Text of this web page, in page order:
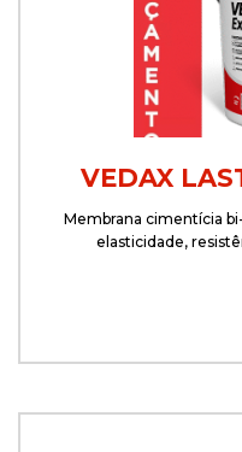
VEDAX
Membrana cimentícia
elasticidade,